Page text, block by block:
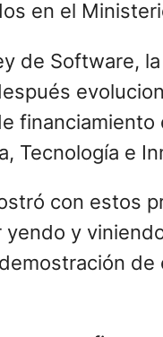
en el
de Software,
Tecnología e
con estos
y